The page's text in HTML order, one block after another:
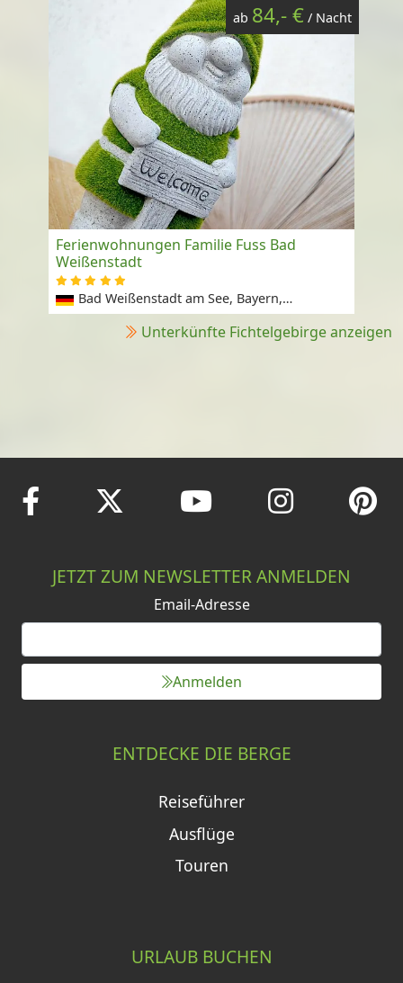
ab 84,- € / Nacht
Ferienwohnungen Familie Fuss Bad
Weißenstadt
Bad Weißenstadt am See, Bayern,
Deutschland
Unterkünfte Fichtelgebirge anzeigen
JETZT ZUM NEWSLETTER ANMELDEN
Email-Adresse
Anmelden
ENTDECKE DIE BERGE
Reiseführer
Ausflüge
Touren
URLAUB BUCHEN